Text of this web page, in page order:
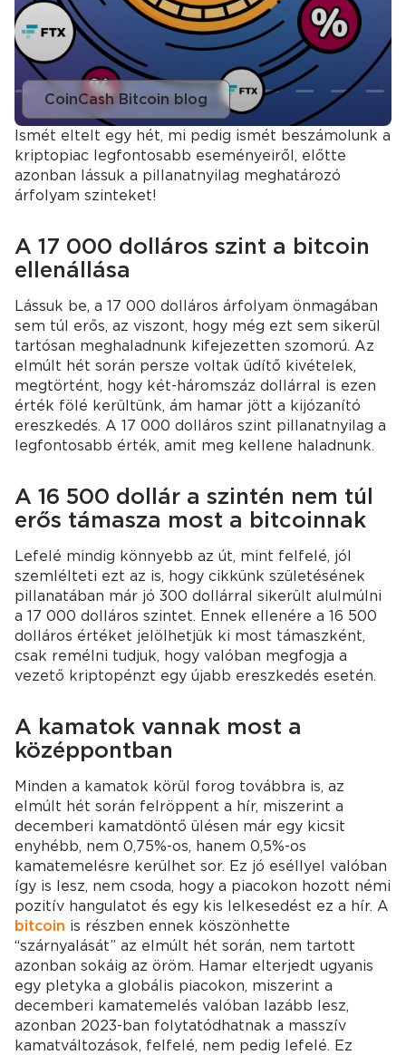
CoinCash Bitcoin blog
Ismét eltelt egy hét, mi pedig ismét beszámolunk a
kriptopiac legfontosabb eseményeiről, előtte
azonban lássuk a pillanatnyilag meghatározó
árfolyam szinteket!
A 17 000 dolláros szint a bitcoin
ellenállása
Lássuk be, a 17 000 dolláros árfolyam önmagában
sem túl erős, az viszont, hogy még ezt sem sikerül
tartósan meghaladnunk kifejezetten szomorú. Az
elmúlt hét során persze voltak üdítő kivételek,
megtörtént, hogy két-háromszáz dollárral is ezen
érték fölé kerültünk, ám hamar jött a kijózanító
ereszkedés. A 17 000 dolláros szint pillanatnyilag a
legfontosabb érték, amit meg kellene haladnunk.
A 16 500 dollár a szintén nem túl
erős támasza most a bitcoinnak
Lefelé mindig könnyebb az út, mint felfelé, jól
szemlélteti ezt az is, hogy cikkünk születésének
pillanatában már jó 300 dollárral sikerült alulmúlni
a 17 000 dolláros szintet. Ennek ellenére a 16 500
dolláros értéket jelölhetjük ki most támaszként,
csak remélni tudjuk, hogy valóban megfogja a
vezető kriptopénzt egy újabb ereszkedés esetén.
A kamatok vannak most a
középpontban
Minden a kamatok körül forog továbbra is, az
elmúlt hét során felröppent a hír, miszerint a
decemberi kamatdöntő ülésen már egy kicsit
enyhébb, nem 0,75%-os, hanem 0,5%-os
kamatemelésre kerülhet sor. Ez jó eséllyel valóban
így is lesz, nem csoda, hogy a piacokon hozott némi
pozitív hangulatot és egy kis lelkesedést ez a hír. A
bitcoin is részben ennek köszönhette
“szárnyalását” az elmúlt hét során, nem tartott
azonban sokáig az öröm. Hamar elterjedt ugyanis
egy pletyka a globális piacokon, miszerint a
decemberi kamatemelés valóban lazább lesz,
azonban 2023-ban folytatódhatnak a masszív
kamatváltozások, felfelé, nem pedig lefelé. Ez